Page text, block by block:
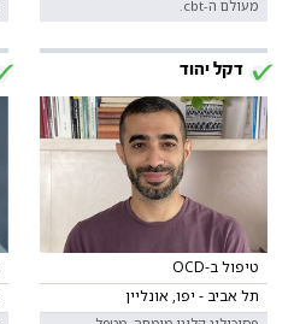
מעולם ה-cbt.
דקל יהוד
טיפול ב-OCD
תל אביב - יפו, אונליין